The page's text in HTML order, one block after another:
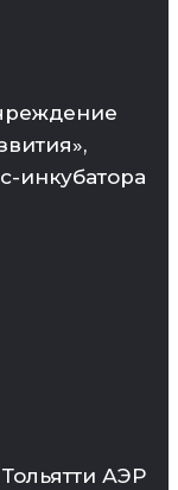
инкубатора
АЭР